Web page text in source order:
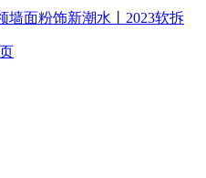
墙面粉饰新潮水丨2023软拆